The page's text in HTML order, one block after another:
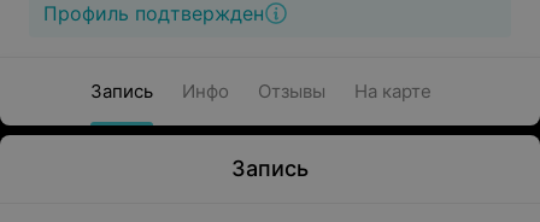
Профиль подтвержден
Запись Инфо Отзывы На карте
Запись